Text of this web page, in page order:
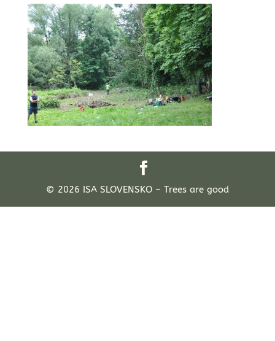
© 2026 ISA SLOVENSKO – Trees are good